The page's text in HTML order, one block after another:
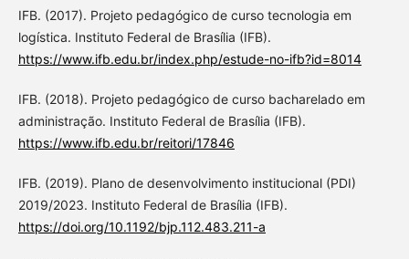
IFB. (2017). Projeto pedagógico de curso tecnologia em
logística. Instituto Federal de Brasília (IFB).
https://www.ifb.edu.br/index.php/estude-no-ifb?id=8014
IFB. (2018). Projeto pedagógico de curso bacharelado em
administração. Instituto Federal de Brasília (IFB).
https://www.ifb.edu.br/reitori/17846
IFB. (2019). Plano de desenvolvimento institucional (PDI)
2019/2023. Instituto Federal de Brasília (IFB).
https://doi.org/10.1192/bjp.112.483.211-a